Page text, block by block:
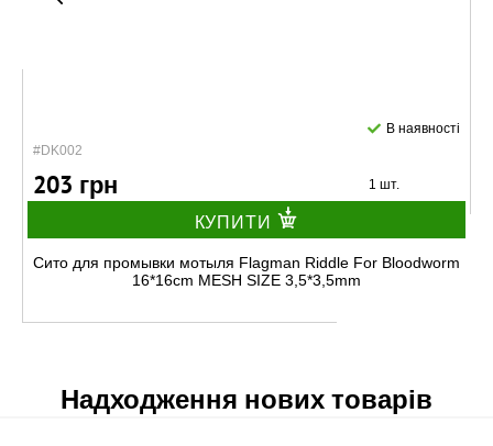
#DK002
В наявності
203 грн 1 шт.
КУПИТИ
Сито для промывки мотыля Flagman Riddle For Bloodworm
16*16cm MESH SIZE 3,5*3,5mm
Надходження нових товарів